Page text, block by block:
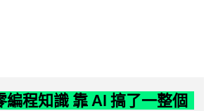
編程知識 靠 AI 搞了一整個